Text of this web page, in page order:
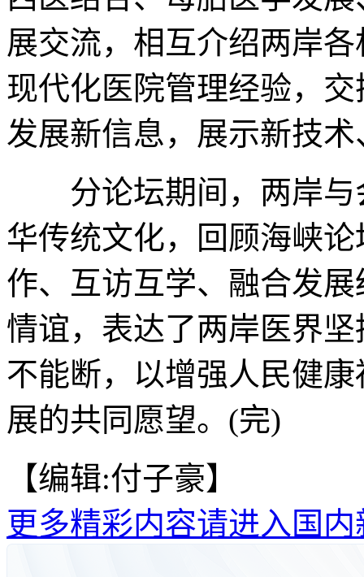
展交流，相互介绍两岸
现代化医院管理经验，
发展新信息，展示新技
分论坛期间，两岸与
华传统文化，回顾海峡
作、互访互学、融合发
情谊，表达了两岸医界
不能断，以增强人民健
展的共同愿望。(完)
【编辑:付子豪】
更多精彩内容请进入国内